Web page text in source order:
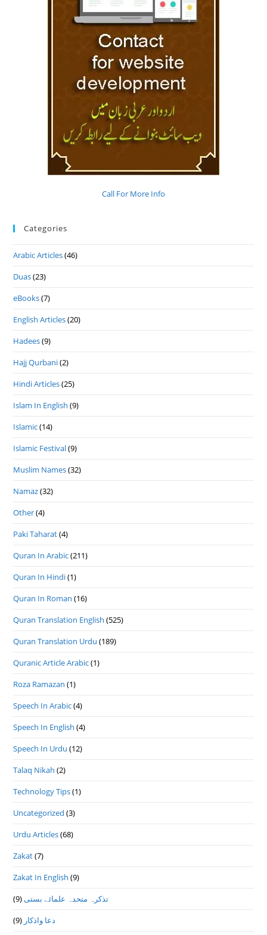
Call For More Info
Categories
Arabic Articles(46)
Duas(23)
eBooks(7)
English Articles(20)
Hadees(9)
Hajj Qurbani(2)
Hindi Articles(25)
Islam In English (9)
Islamic(14)
Islamic Festival(9)
Muslim Names(32)
Namaz(32)
Other(4)
Paki Taharat(4)
Quran In Arabic(211)
Quran In Hindi(1)
Quran In Roman (16)
Quran Translation English (525)
Quran Translation Urdu (189)
Quranic Article Arabic(1)
Roza Ramazan (1)
Speech In Arabic(4)
Speech In English (4)
Speech In Urdu (12)
Talaq Nikah (2)
Technology Tips(1)
Uncategorized (3)
Urdu Articles(68)
Zakat(7)
Zakat In English (9)
تذكرہ متحدہ علمائے بستى(9)
دعا واذكار (9)